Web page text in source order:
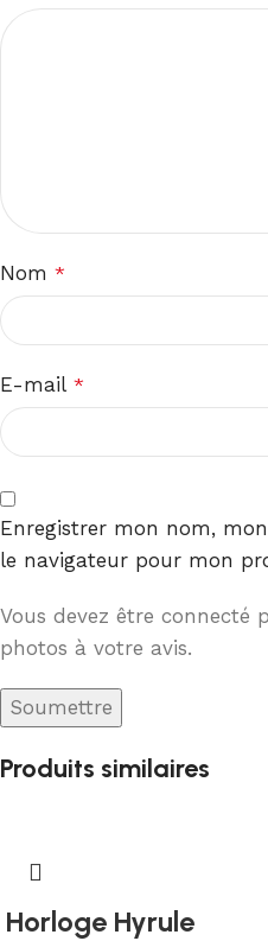
Nom *
E-mail *
Enregistrer mon nom,
le navigateur pour mon
Vous devez être connecté
photos à votre avis.
Produits similaires
Horloge Hyrule